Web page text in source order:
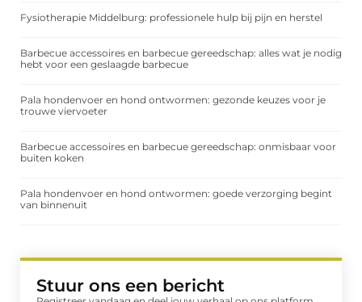
Fysiotherapie Middelburg: professionele hulp bij pijn en herstel
Barbecue accessoires en barbecue gereedschap: alles wat je nodig
hebt voor een geslaagde barbecue
Pala hondenvoer en hond ontwormen: gezonde keuzes voor je
trouwe viervoeter
Barbecue accessoires en barbecue gereedschap: onmisbaar voor
buiten koken
Pala hondenvoer en hond ontwormen: goede verzorging begint
van binnenuit
Stuur ons een bericht